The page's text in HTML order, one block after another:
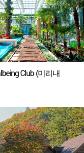
Club (미리내